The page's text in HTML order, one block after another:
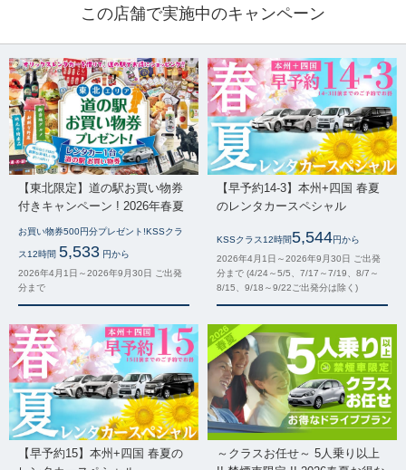
この店舗で実施中のキャンペーン
【東北限定】道の駅お買い物券
付きキャンペーン ! 2026年春夏
お買い物券500円分プレゼント!KSSクラ
ス12時間 5,533 円から
2026年4月1日～2026年9月30日 ご出発
分まで
【早予約14-3】本州+四国 春夏
のレンタカースペシャル
KSSクラス12時間5,544円から
2026年4月1日～2026年9月30日 ご出発
分まで (4/24～5/5、7/17～7/19、8/7～
8/15、9/18～9/22ご出発分は除く)
【早予約15】本州+四国 春夏の
～クラスお任せ～ 5人乗り以上